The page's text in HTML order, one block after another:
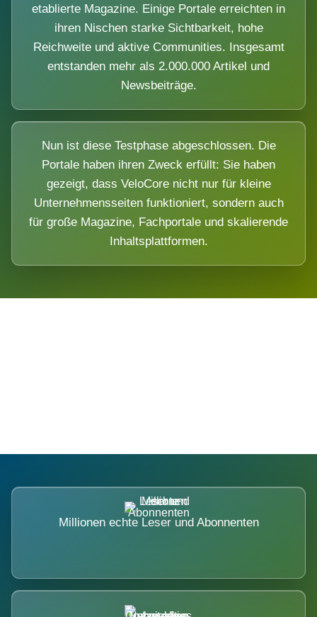
etablierte Magazine. Einige Portale erreichten in
ihren Nischen starke Sichtbarkeit, hohe
Reichweite und aktive Communities. Insgesamt
entstanden mehr als 2.000.000 Artikel und
Newsbeiträge.
Nun ist diese Testphase abgeschlossen. Die
Portale haben ihren Zweck erfüllt: Sie haben
gezeigt, dass VeloCore nicht nur für kleine
Unternehmensseiten funktioniert, sondern auch
für große Magazine, Fachportale und skalierende
Inhaltsplattformen.
Millionen echte Leser und Abonnenten